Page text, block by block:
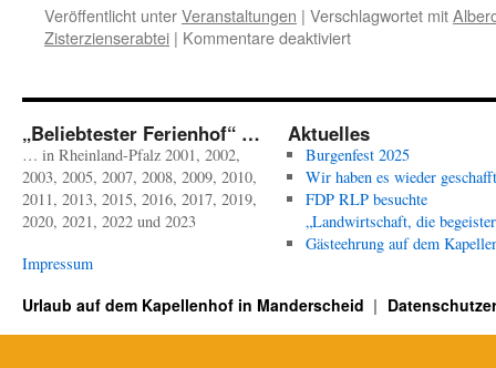
Veröffentlicht unterVeranstaltungen | Verschlagwortet mit
Zisterzienserabtei | Kommentare deaktiviertfür
am
August
2010
„Beliebtester Ferienhof“ …
… in Rheinland-Pfalz 2001, 2002,
2003, 2005, 2007, 2008, 2009, 2010,
2011, 2013, 2015, 2016, 2017, 2019,
2020, 2021, 2022 und 2023
Impressum
Aktuelles
Burgenfest 2025
Wir haben es wieder
FDP RLP besuchte
„Landwirtschaft, die
Gästeehrung auf dem
Urlaub auf dem Kapellenhof in Manderscheid